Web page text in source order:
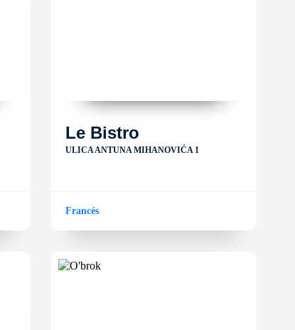
Le Bistro
ULICA ANTUNA MIHANOVIĆA 1
Francés